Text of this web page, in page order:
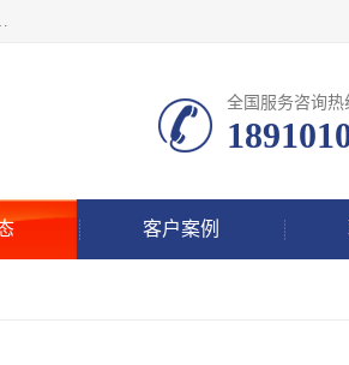
术的进口清关代理报关。进出口商品涉及20多个大类、上千个品种，贸易客户遍布世界各个国家和地区。
全国服务咨询热
客户案例